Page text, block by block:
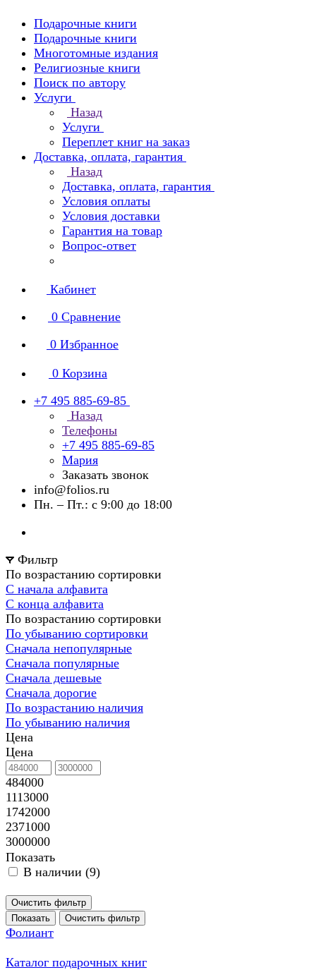
Подарочные книги
Подарочные книги
Многотомные издания
Религиозные книги
Поиск по автору
Услуги
Назад
Услуги
Переплет книг на заказ
Доставка, оплата, гарантия
Назад
Доставка, оплата, гарантия
Условия оплаты
Условия доставки
Гарантия на товар
Вопрос-ответ
Кабинет
0 Сравнение
0 Избранное
0 Корзина
+7 495 885-69-85
Назад
Телефоны
+7 495 885-69-85
Мария
Заказать звонок
info@folios.ru
Пн. – Пт.: с 9:00 до 18:00
Фильтр
По возрастанию сортировки
С начала алфавита
С конца алфавита
По возрастанию сортировки
По убыванию сортировки
Сначала непопулярные
Сначала популярные
Сначала дешевые
Сначала дорогие
По возрастанию наличия
По убыванию наличия
Цена
Цена
484000
1113000
1742000
2371000
3000000
Показать
В наличии (9)
Очистить фильтр
Показать
Очистить фильтр
Фолиант
Каталог подарочных книг